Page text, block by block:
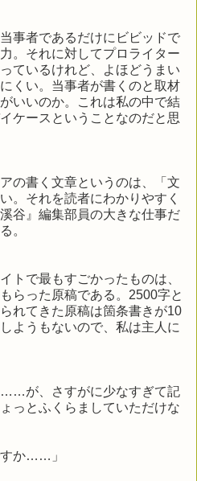
事者であるだけにビビッドで
。それに対してプロライター
ているけれど、よほどうまい
くい。当事者が書くのと取材
いいのか。これは私の中で結
ケースということなのだと思
の書く文章というのは、「文
。それを読者にわかりやすく
谷』編集部員の大きな仕事だ
。
トで最もすごかったものは、
らった原稿である。2500字と
れてきた原稿は箇条書きが10
ようもないので、私は主人に
が、さすがに少なすぎて記
っとふくらましていただけな
すか……」